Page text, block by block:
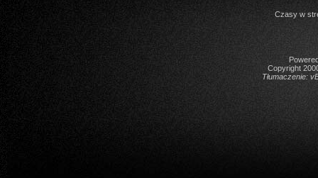
Czasy w
Copyright
Tłumaczenie: